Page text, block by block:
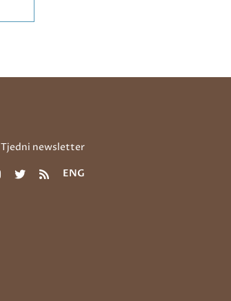
Tjedni newsletter
ENG